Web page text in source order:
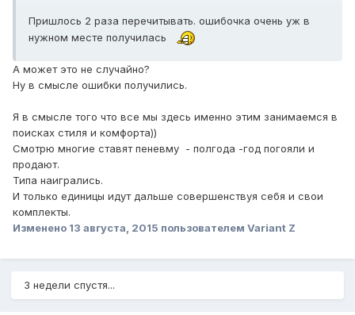
Пришлось 2 раза перечитывать. ошибочка очень уж в
нужном месте получилась
А может это не случайно?
Ну в смысле ошибки получились.
Я в смысле того что все мы здесь именно этим занимаемся в
поисках стиля и комфорта))
Смотрю многие ставят пеневму - полгода -год погояли и
продают.
Типа наигрались.
И только единицы идут дальше совершенствуя себя и свои
комплекты.
Изменено 13 августа, 2015 пользователем Variant Z
3 недели спустя...